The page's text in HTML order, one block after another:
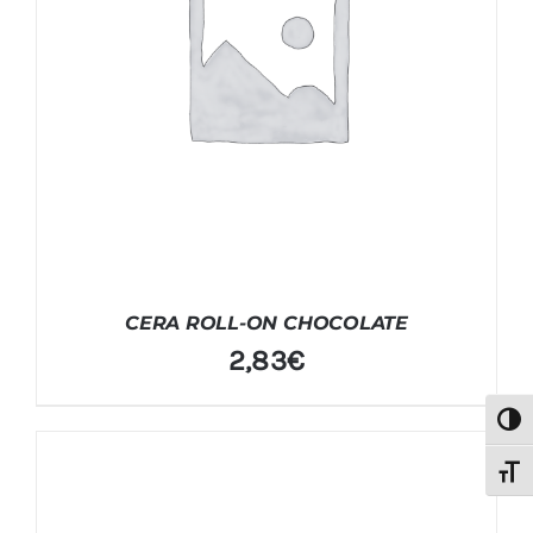
CERA ROLL-ON CHOCOLATE
2,83€